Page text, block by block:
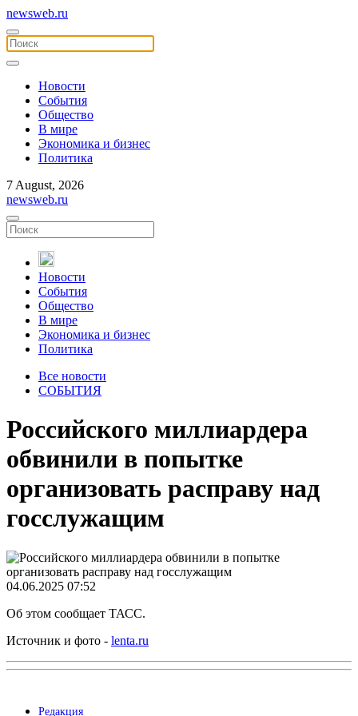
newsweb.ru
Новости
События
Общество
В мире
Экономика и бизнес
Политика
7 August, 2026
newsweb.ru
Новости
События
Общество
В мире
Экономика и бизнес
Политика
Все новости
СОБЫТИЯ
Российского миллиардера
обвинили в попытке
организовать расправу над
госслужащим
04.06.2025 07:52
Об этом сообщает ТАСС.
Источник и фото - lenta.ru
Редакция